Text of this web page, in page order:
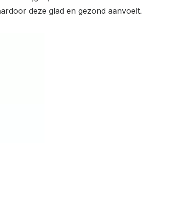
deze glad en gezond aanvoelt.